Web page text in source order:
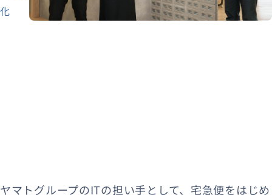
化
ヤマトグループのITの担い手として、宅急便をはじめ